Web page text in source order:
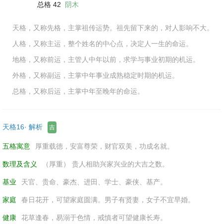
总格 42 阴木
天格，又称先格，主掌祖传运势。祖先留下来的，对人影响不大。
人格，又称主运，整个姓名的中心点，决定人一生的命运。
地格，又称前运，主管人中年以前，求学与事业初期的机运。
外格，又称副运，主掌中年事业成熟稳定时期的机运。
总格，又称后运，主掌中年至晚年的命运。
天格16· 解析 吉
五格寓意 厚重载德，安富尊荣，财官双美，功成名就。
数理及含义 （厚重） 贵人相助兴家兴业的大吉之数。
基业 天官、贵命、豪杰、进田、学士、豪侠、基产。
家庭 春日花开，可望家庭圆满。男子有贤妻，女子不宜早婚。
健康 花草逢春，易溺于色情，戒慎者可望健康长寿。